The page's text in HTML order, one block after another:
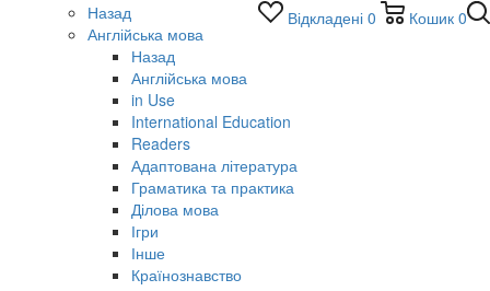
Відкладені 0 Кошик 0
Назад
Англійська мова
Назад
Англійська мова
in Use
International Education
Readers
Адаптована література
Граматика та практика
Ділова мова
Ігри
Інше
Країнознавство